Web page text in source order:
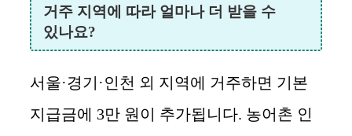
거주 지역에 따라 얼마나 더 받을 수
있나요?
서울·경기·인천 외 지역에 거주하면 기본
지급금에 3만 원이 추가됩니다. 농어촌 인